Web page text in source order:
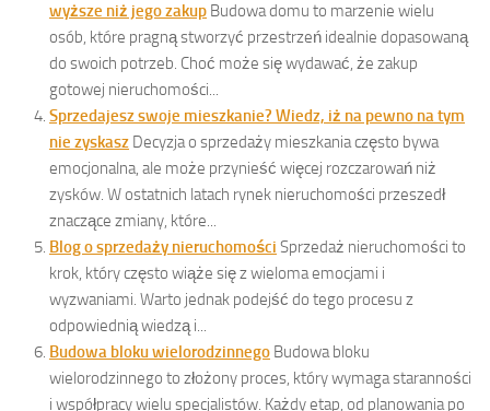
wyższe niż jego zakup Budowa domu to marzenie wielu
osób, które pragną stworzyć przestrzeń idealnie dopasowaną
do swoich potrzeb. Choć może się wydawać, że zakup
gotowej nieruchomości...
Sprzedajesz swoje mieszkanie? Wiedz, iż na pewno na tym
nie zyskasz Decyzja o sprzedaży mieszkania często bywa
emocjonalna, ale może przynieść więcej rozczarowań niż
zysków. W ostatnich latach rynek nieruchomości przeszedł
znaczące zmiany, które...
Blog o sprzedaży nieruchomości Sprzedaż nieruchomości to
krok, który często wiąże się z wieloma emocjami i
wyzwaniami. Warto jednak podejść do tego procesu z
odpowiednią wiedzą i...
Budowa bloku wielorodzinnego Budowa bloku
wielorodzinnego to złożony proces, który wymaga staranności
i współpracy wielu specjalistów. Każdy etap, od planowania po